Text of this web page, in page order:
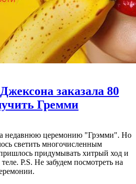
заказала 80
Гремми
недавнюю церемонию "Грэмми". Но
светить многочисленным
придумывать хитрый ход и
P.S. Не забудем посмотреть на